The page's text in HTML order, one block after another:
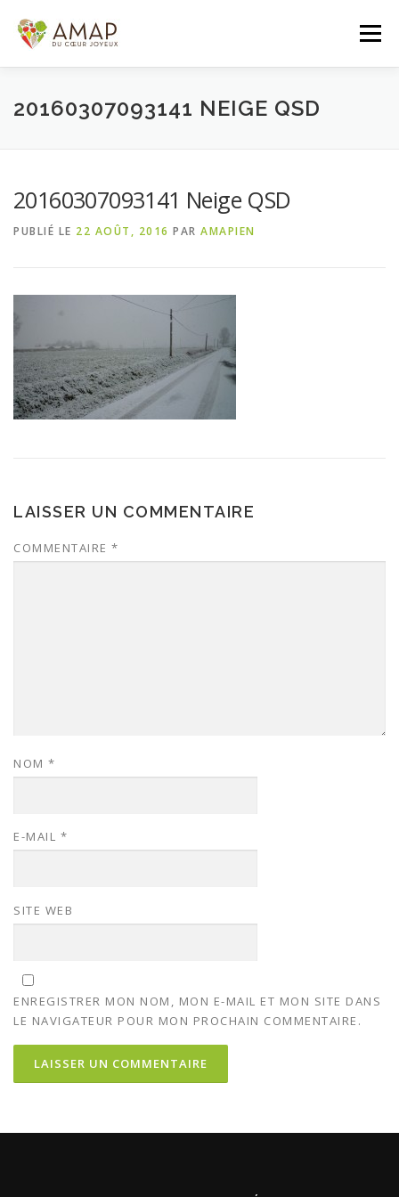
contenu
Menu
ACCUEIL L’AMAP LES PANIERS
PANIER DE LA SEMAINE
20160307093141 NEIGE QSD
20160307093141 Neige QSD
PUBLIÉ LE 22 AOÛT, 2016 PAR AMAPIEN
LAISSER UN COMMENTAIRE
COMMENTAIRE *
NOM *
E-MAIL *
SITE WEB
ENREGISTRER MON NOM, MON E-MAIL ET MON SITE DANS
LE NAVIGATEUR POUR MON PROCHAIN COMMENTAIRE.